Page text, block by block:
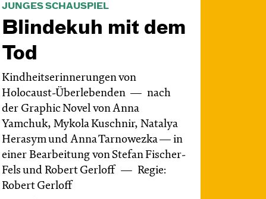
JUNGES SCHAUSPIEL
Blinde­kuh mit dem
Tod
Kindheitserinnerungen von
Holocaust-Überlebenden
nach
der Graphic Novel von Anna
Yamchuk, Mykola Kuschnir, Natalya
Herasym und Anna Tarnowezka — in
einer Bearbeitung von Stefan Fischer-
Fels und Robert Gerloff
Regie:
Robert Gerloff